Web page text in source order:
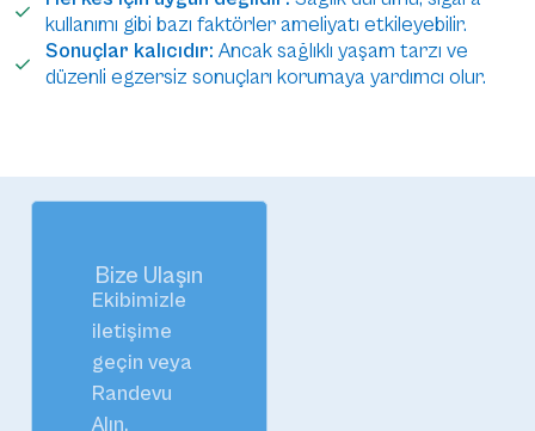
kullanımı gibi bazı faktörler ameliyatı etkileyebilir.
Sonuçlar kalıcıdır: Ancak sağlıklı yaşam tarzı ve
düzenli egzersiz sonuçları korumaya yardımcı olur.
Bize Ulaşın
Ekibimizle
iletişime
geçin veya
Randevu
Alın.